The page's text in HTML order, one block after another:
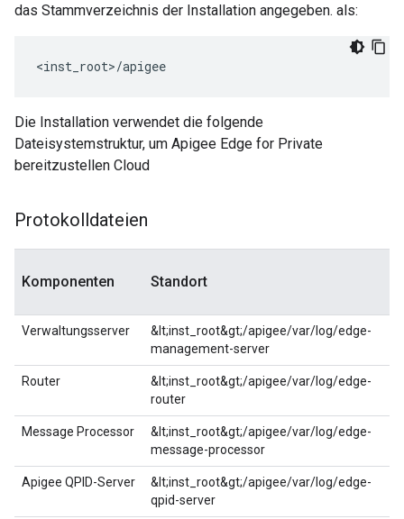
das Stammverzeichnis der Installation angegeben. als:
<inst_root>/apigee
Die Installation verwendet die folgende
Dateisystemstruktur, um Apigee Edge for Private
bereitzustellen Cloud
Protokolldateien
Komponenten Standort
Verwaltungsserver
&lt;inst_root&gt;/apigee/var/log/edge-
management-server
Router
&lt;inst_root&gt;/apigee/var/log/edge-
router
Message Processor
&lt;inst_root&gt;/apigee/var/log/edge-
message-processor
Apigee QPID-Server
&lt;inst_root&gt;/apigee/var/log/edge-
qpid-server